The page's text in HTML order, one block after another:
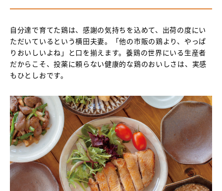
自分達で育てた鶏は、感謝の気持ちを込めて、出荷の度にい
ただいているという横田夫妻。「他の市販の鶏より、やっぱ
りおいしいよね」と口を揃えます。養鶏の世界にいる生産者
だからこそ、投薬に頼らない健康的な鶏のおいしさは、実感
もひとしおです。